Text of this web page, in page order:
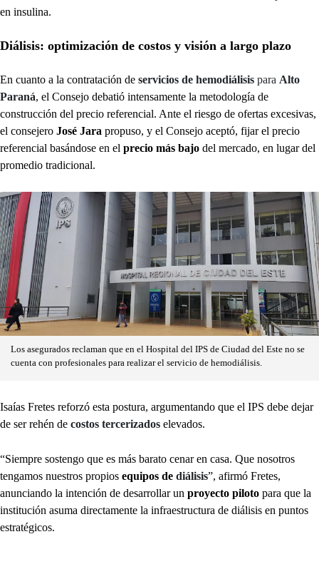
en insulina.
Diálisis: optimización de costos y visión a largo plazo
En cuanto a la contratación de servicios de hemodiálisis para Alto
Paraná, el Consejo debatió intensamente la metodología de
construcción del precio referencial. Ante el riesgo de ofertas excesivas,
el consejero José Jara propuso, y el Consejo aceptó, fijar el precio
referencial basándose en el precio más bajo del mercado, en lugar del
promedio tradicional.
Los asegurados reclaman que en el Hospital del IPS de Ciudad del Este no se
cuenta con profesionales para realizar el servicio de hemodiálisis.
Isaías Fretes reforzó esta postura, argumentando que el IPS debe dejar
de ser rehén de costos tercerizados elevados.
“Siempre sostengo que es más barato cenar en casa. Que nosotros
tengamos nuestros propios equipos de diálisis”, afirmó Fretes,
anunciando la intención de desarrollar un proyecto piloto para que la
institución asuma directamente la infraestructura de diálisis en puntos
estratégicos.